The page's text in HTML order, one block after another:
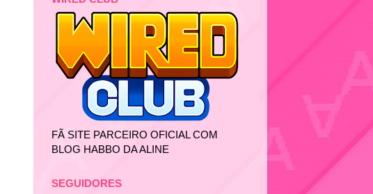
FÃ SITE PARCEIRO OFICIAL COM
BLOG HABBO DA ALINE
SEGUIDORES